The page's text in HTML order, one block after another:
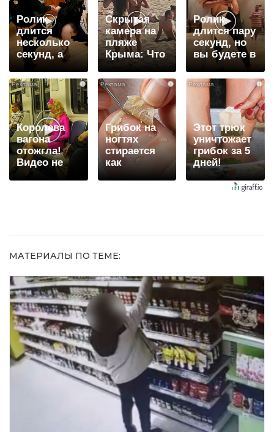
Ролик
длится
несколько
секунд, а
смеяться
вы будете
долго
Скрытая
камера на
пляже
Крыма: Что
люди
вытворяют,
когда их не
видят...
Ролик
длится пару
секунд, но
вы будете в
шоке от
увиденного
i
Королева
вагона
отожгла!
Видео не
оставит
i
Грибок на
ногтях
стирается
как
ластиком!
i
Этот трюк
уничтожает
грибок за 5
дней!
МАТЕРИАЛЫ ПО ТЕМЕ: